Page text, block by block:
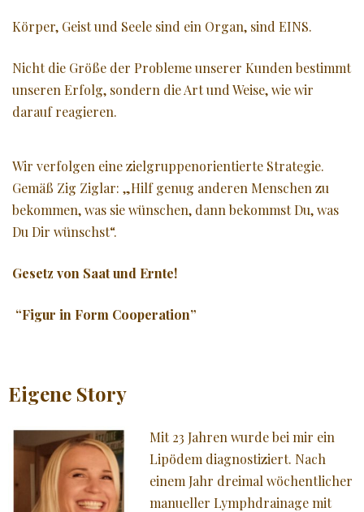
Körper, Geist und Seele sind ein Organ, sind EINS.
Nicht die Größe der Probleme unserer Kunden bestimmt
unseren Erfolg, sondern die Art und Weise, wie wir
darauf reagieren.
Wir verfolgen eine zielgruppenorientierte Strategie.
Gemäß Zig Ziglar: „Hilf genug anderen Menschen zu
bekommen, was sie wünschen, dann bekommst Du, was
Du Dir wünschst“.
Gesetz von Saat und Ernte!
“Figur in Form Cooperation”
Eigene Story
Mit 23 Jahren wurde bei mir ein
Lipödem diagnostiziert. Nach
einem Jahr dreimal wöchentlicher
manueller Lymphdrainage mit